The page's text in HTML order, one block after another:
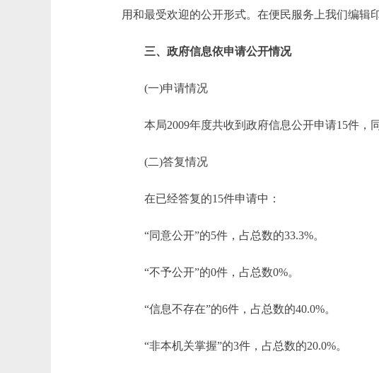
用和最受欢迎的公开形式。在便民服务上我们编辑
三、政府信息依申请公开情况
(一)申请情况
本局2009年度共收到政府信息公开申请15件，同
(二)答复情况
在已经答复的15件申请中：
“同意公开”的5件，占总数的33.3%。
“不予公开”的0件，占总数0%。
“信息不存在”的6件，占总数的40.0%。
“非本机关掌握”的3件，占总数的20.0%。